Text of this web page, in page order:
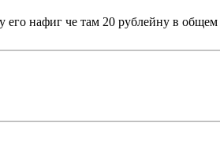
нафиг че там 20 рублейну в общем